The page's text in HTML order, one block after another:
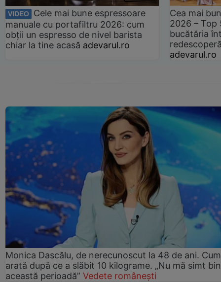
VIDEO
Cele mai bune espressoare
manuale cu portafiltru 2026: cum
obții un espresso de nivel barista
chiar la tine acasă adevarul.ro
Cea mai
2026 –
bucătăria
adevarul.ro
Monica Dascălu, de nerecunoscut la 48 de ani. Cum
arată după ce a slăbit 10 kilograme. „Nu mă simt
această perioadă” Vedete românești